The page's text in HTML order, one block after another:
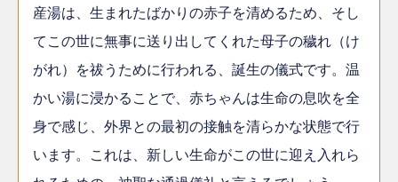
産湯は、生まれたばかりの赤子を清めるため、そし
てこの世に無事に送り出してくれた母子の穢れ（け
がれ）を祓うために行われる、誕生の儀式です。温
かい湯に浸かることで、赤ちゃんは生命の息吹を全
身で感じ、外界との最初の接触を清らかな状態で行
います。これは、新しい生命がこの世に迎え入れら